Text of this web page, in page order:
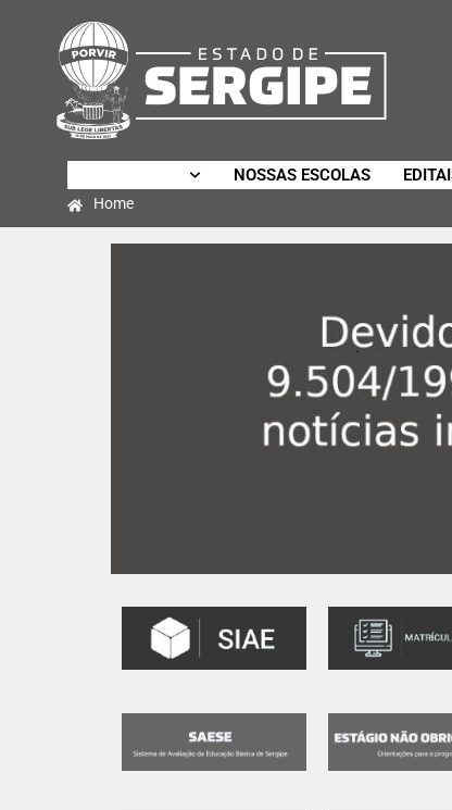
NOSSAS ESCOLAS
Home